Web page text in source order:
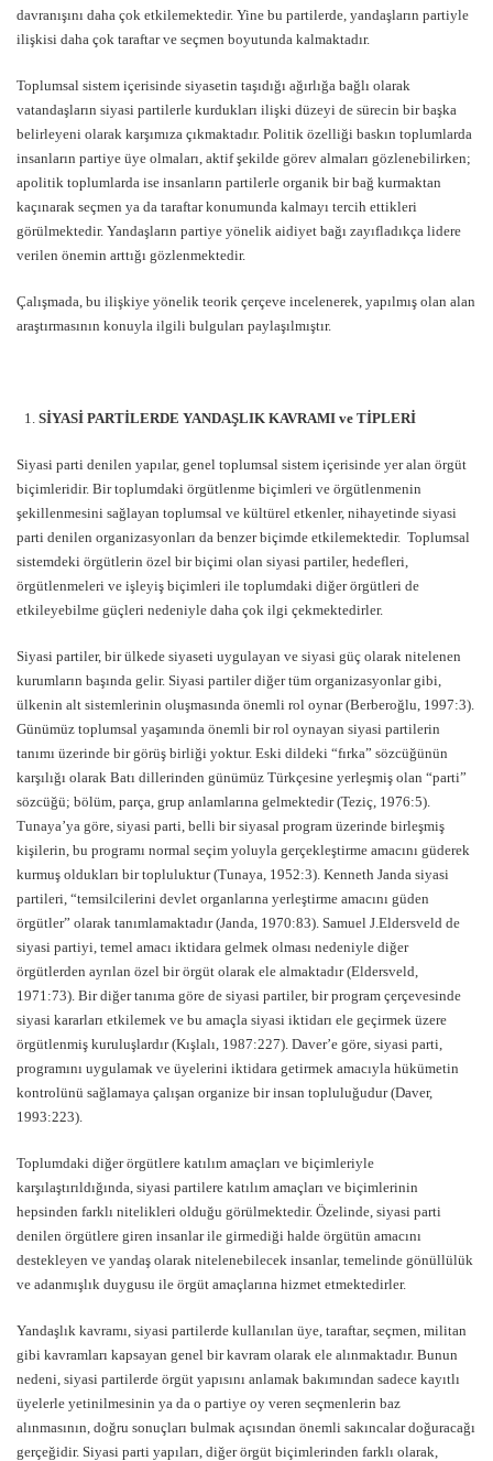
davranışını daha çok etkilemektedir. Yine bu partilerde, yandaşların partiyle
ilişkisi daha çok taraftar ve seçmen boyutunda kalmaktadır.
Toplumsal sistem içerisinde siyasetin taşıdığı ağırlığa bağlı olarak
vatandaşların siyasi partilerle kurdukları ilişki düzeyi de sürecin bir başka
belirleyeni olarak karşımıza çıkmaktadır. Politik özelliği baskın toplumlarda
insanların partiye üye olmaları, aktif şekilde görev almaları gözlenebilirken;
apolitik toplumlarda ise insanların partilerle organik bir bağ kurmaktan
kaçınarak seçmen ya da taraftar konumunda kalmayı tercih ettikleri
görülmektedir. Yandaşların partiye yönelik aidiyet bağı zayıfladıkça lidere
verilen önemin arttığı gözlenmektedir.
Çalışmada, bu ilişkiye yönelik teorik çerçeve incelenerek, yapılmış olan alan
araştırmasının konuyla ilgili bulguları paylaşılmıştır.
SİYASİ PARTİLERDE YANDAŞLIK KAVRAMI ve TİPLERİ
Siyasi parti denilen yapılar, genel toplumsal sistem içerisinde yer alan örgüt
biçimleridir. Bir toplumdaki örgütlenme biçimleri ve örgütlenmenin
şekillenmesini sağlayan toplumsal ve kültürel etkenler, nihayetinde siyasi
parti denilen organizasyonları da benzer biçimde etkilemektedir. Toplumsal
sistemdeki örgütlerin özel bir biçimi olan siyasi partiler, hedefleri,
örgütlenmeleri ve işleyiş biçimleri ile toplumdaki diğer örgütleri de
etkileyebilme güçleri nedeniyle daha çok ilgi çekmektedirler.
Siyasi partiler, bir ülkede siyaseti uygulayan ve siyasi güç olarak nitelenen
kurumların başında gelir. Siyasi partiler diğer tüm organizasyonlar gibi,
ülkenin alt sistemlerinin oluşmasında önemli rol oynar (Berberoğlu, 1997:3).
Günümüz toplumsal yaşamında önemli bir rol oynayan siyasi partilerin
tanımı üzerinde bir görüş birliği yoktur. Eski dildeki “fırka” sözcüğünün
karşılığı olarak Batı dillerinden günümüz Türkçesine yerleşmiş olan “parti”
sözcüğü; bölüm, parça, grup anlamlarına gelmektedir (Teziç, 1976:5).
Tunaya’ya göre, siyasi parti, belli bir siyasal program üzerinde birleşmiş
kişilerin, bu programı normal seçim yoluyla gerçekleştirme amacını güderek
kurmuş oldukları bir topluluktur (Tunaya, 1952:3). Kenneth Janda siyasi
partileri, “temsilcilerini devlet organlarına yerleştirme amacını güden
örgütler” olarak tanımlamaktadır (Janda, 1970:83). Samuel J.Eldersveld de
siyasi partiyi, temel amacı iktidara gelmek olması nedeniyle diğer
örgütlerden ayrılan özel bir örgüt olarak ele almaktadır (Eldersveld,
1971:73). Bir diğer tanıma göre de siyasi partiler, bir program çerçevesinde
siyasi kararları etkilemek ve bu amaçla siyasi iktidarı ele geçirmek üzere
örgütlenmiş kuruluşlardır (Kışlalı, 1987:227). Daver’e göre, siyasi parti,
programını uygulamak ve üyelerini iktidara getirmek amacıyla hükümetin
kontrolünü sağlamaya çalışan organize bir insan topluluğudur (Daver,
1993:223).
Toplumdaki diğer örgütlere katılım amaçları ve biçimleriyle
karşılaştırıldığında, siyasi partilere katılım amaçları ve biçimlerinin
hepsinden farklı nitelikleri olduğu görülmektedir. Özelinde, siyasi parti
denilen örgütlere giren insanlar ile girmediği halde örgütün amacını
destekleyen ve yandaş olarak nitelenebilecek insanlar, temelinde gönüllülük
ve adanmışlık duygusu ile örgüt amaçlarına hizmet etmektedirler.
Yandaşlık kavramı, siyasi partilerde kullanılan üye, taraftar, seçmen, militan
gibi kavramları kapsayan genel bir kavram olarak ele alınmaktadır. Bunun
nedeni, siyasi partilerde örgüt yapısını anlamak bakımından sadece kayıtlı
üyelerle yetinilmesinin ya da o partiye oy veren seçmenlerin baz
alınmasının, doğru sonuçları bulmak açısından önemli sakıncalar doğuracağı
gerçeğidir. Siyasi parti yapıları, diğer örgüt biçimlerinden farklı olarak,